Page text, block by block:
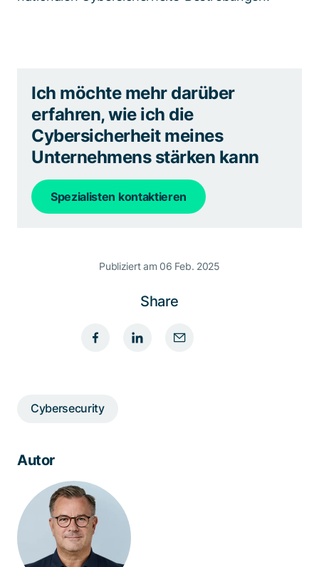
Ich möchte mehr darüber
erfahren, wie ich die
Cybersicherheit meines
Unternehmens stärken kann
Spezialisten kontaktieren
Publiziert am 06 Feb. 2025
Share
Cybersecurity
Autor